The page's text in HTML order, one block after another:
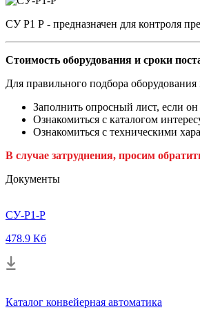
СУ Р1 Р - предназначен для контроля
Стоимость оборудования и сроки
Для правильного подбора
Заполнить опросный лист, если
Ознакомиться с каталогом
Ознакомиться с техническими
В случае затруднения, просим
Документы
СУ-Р1-Р
478.9 Кб
Каталог конвейерная автоматика